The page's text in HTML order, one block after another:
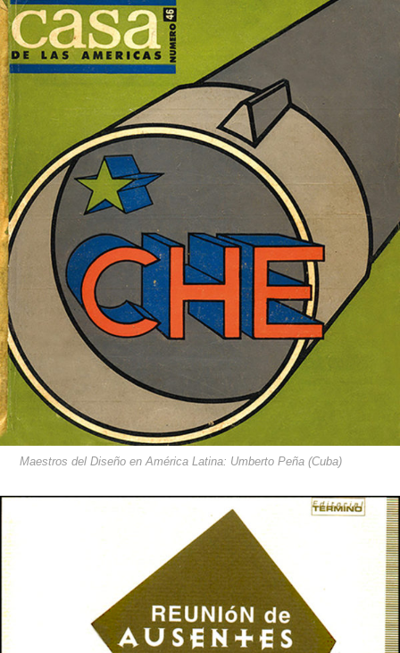
Maestros del Diseño en América Latina: Umberto Peña (Cuba)